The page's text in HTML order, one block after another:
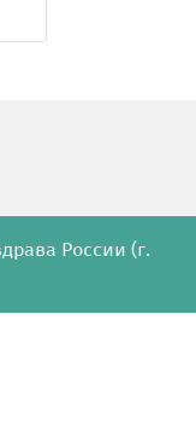
России (г.